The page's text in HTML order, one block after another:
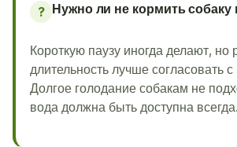
? Нужно ли не кормить собаку
Короткую паузу иногда делают, но
длительность лучше согласовать
Долгое голодание собакам не
вода должна быть доступна всегда.